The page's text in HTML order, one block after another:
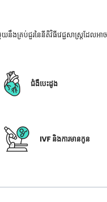
យនឹងគ្រប់ជួរនៃនីតិវិធីវេជ្ជសាស្រ្តដែ
ជំងឺបេះដូង
IVF និងការមានកូន